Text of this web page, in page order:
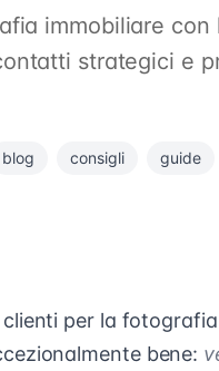
immobiliare con
strategici e
blog consigli guide
per la
bene: